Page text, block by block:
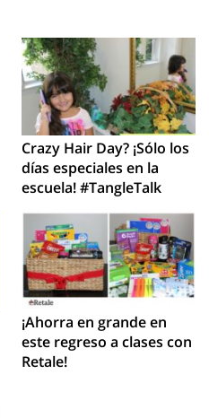
Crazy Hair Day? ¡Sólo los
días especiales en la
escuela! #TangleTalk
¡Ahorra en grande en
este regreso a clases con
Retale!